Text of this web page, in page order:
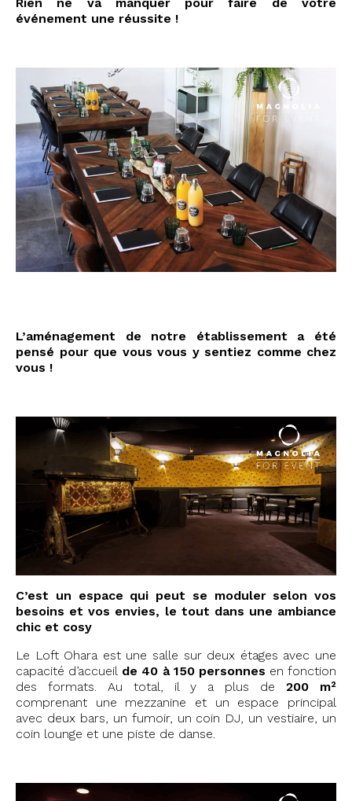
événement une réussite !
L’aménagement de notre établissement a été
pensé pour que vous vous y sentiez comme chez
vous !
C’est un espace qui peut se moduler selon vos
besoins et vos envies, le tout dans une ambiance
chic et cosy
Le Loft Ohara est une salle sur deux étages avec une
capacité d’accueil de 40 à 150 personnes en fonction
des formats. Au total, il y a plus de 200 m²
comprenant une mezzanine et un espace principal
avec deux bars, un fumoir, un coin DJ, un vestiaire, un
coin lounge et une piste de danse.